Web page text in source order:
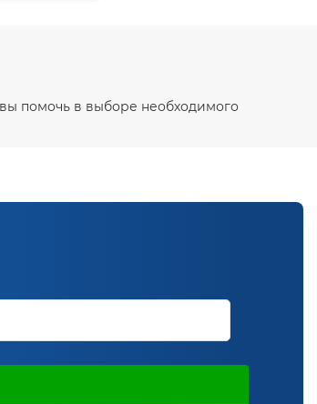
помочь в выборе необходимого